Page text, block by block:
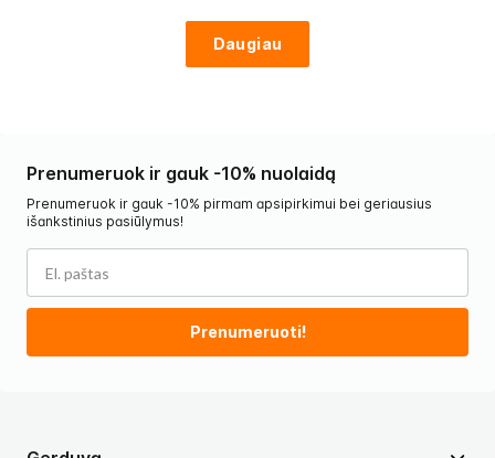
Daugiau
Prenumeruok ir gauk -10% nuolaidą
Prenumeruok ir gauk -10% pirmam apsipirkimui bei geriausius
išankstinius pasiūlymus!
Prenumeruoti!